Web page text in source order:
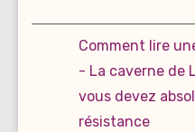
Comment lire
- La caverne de
vous devez
résistance